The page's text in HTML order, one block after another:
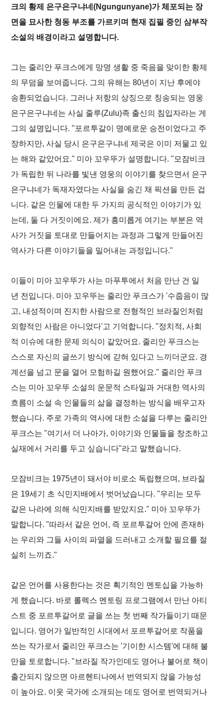
크의 황제 은구은구냐네(Ngungunyane)가 체포되는 장
면을 묘사한 청동 부조를 가르키며 현재 집필 중인 삼부작
소설의 배경이라고 설명합니다.
그는 줄리안 푸크스에게 망명 생활 중 죽음을 맞이한 황제
의 무덤을 보여줍니다. 그의 유해는 80년이 지난 후에야
송환되었습니다. 그러나 저항의 상징으로 칭송되는 영웅
은구은구냐네는 사실 줄루(Zulu)족 출신의 침입자라는 게
그의 설명입니다. "포르투갈이 명예로운 승전이었다고 주
장하지만, 사실 당시 은구은구냐네 제국은 이미 저물고 있
는 해와 같았어요." 미아 꼬우뚜가 설명합니다. "모잠비크
가 독립한 뒤 나라를 빛낸 영웅의 이야기를 찾으면서 은구
은구냐네가 독재자였다는 사실을 숨긴 채 픽션을 만든 겁
니다. 같은 인물에 대한 두 가지의 공식적인 이야기가 있
는데, 둘 다 거짓이에요. 제가 흥미롭게 여기는 부분은 역
사가 거짓을 토대로 만들어지는 과정과 그렇게 만들어진
역사가 다른 이야기들을 밀어내는 과정입니다."
이들이 미아 꼬우뚜가 사는 마푸투에서 처음 만난 건 일
년 전입니다. 미아 꼬우뚜는 줄리안 푸크스가 '수줍음이 많
고, 내성적이며 진지한 사람으로 전형적인 브라질인처럼
외향적인 사람은 아니었다'고 기억합니다. "정치적, 사회
적 이슈에 대한 문제 의식이 같았어요. 줄리안 푸크스는
스스로 자신의 글쓰기 방식에 갇혀 있다고 느끼더군요. 경
계선을 넘고 문을 열어 모험하길 원했어요." 줄리안 푸크
스는 미아 꼬우뚜 소설의 운문적 스타일과 거대한 역사의
흐름이 소설 속 인물들의 삶을 결정하는 방식을 배우고자
했습니다. 주로 가족의 역사에 대한 소설을 다루는 줄리안
푸크스는 "여기서 더 나아가, 이야기와 인물들을 창조하고
실재에서 거리를 두고 싶습니다"라고 말했습니다.
모잠비크는 1975년이 돼서야 비로소 독립했으며, 브라질
은 19세기 초 식민지배에서 벗어났습니다. "우리는 모두
같은 나라에 의해 식민지배를 받았지요." 미아 꼬우뚜가
말합니다. "따라서 같은 언어, 즉 포르투갈어 안에 존재하
는 우리와 그들 사이의 파열을 드러내고 소개할 필요를 절
실히 느끼죠."
같은 언어를 사용한다는 것은 획기적인 멘토십을 가능하
게 했습니다. 바로 롤렉스 멘토링 프로그램에서 만난 아티
스트 중 포르투갈어로 글을 쓰는 첫 번째 작가들이기 때문
입니다. 영어가 일반적인 시대에서 포르투갈어로 작품을
쓰는 작가로서 줄리안 푸크스는 '기이한 시스템'에 대해 불
만을 토로합니다. "브라질 작가인데도 영어나 불어로 책이
출간되지 않으면 아르헨티나에서 번역되지 않을 가능성
이 높아요. 이웃 국가에 소개되는 데도 영어로 번역되거나